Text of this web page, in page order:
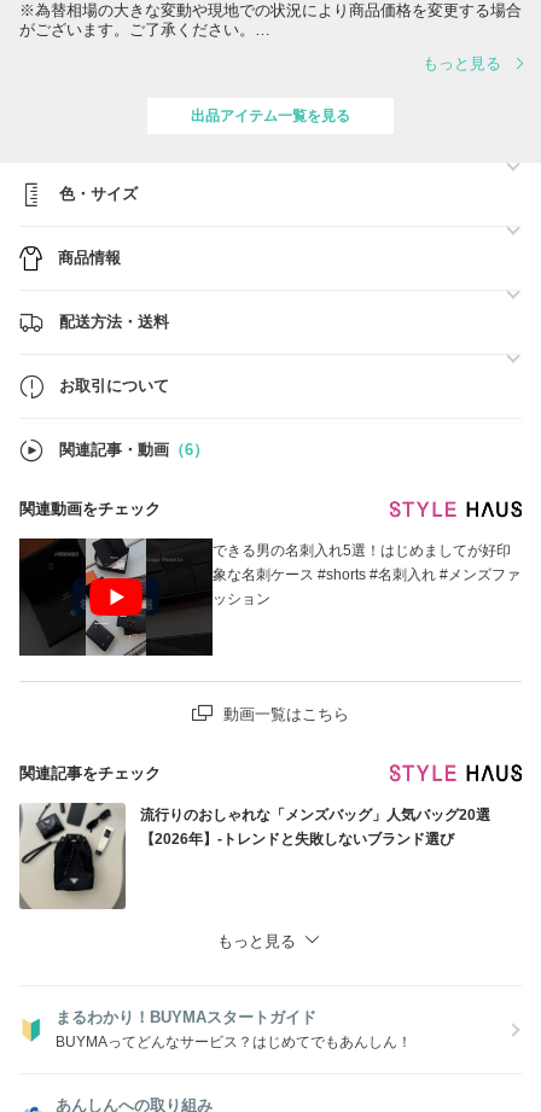
※為替相場の大きな変動や現地での状況により商品価格を変更する場合
がございます。ご了承ください。
※買い物客の多いミラノでは特に人気のアイテムにて在庫変動が激しい
（冬時間）イタリア時間 9:00-19:00 日本時間 17:00pm-03:00am
日曜日、月曜日の朝が定休日の店があります。お了承ください。
★お探しのお品がございましたら、指名リクエストよりお気軽にお声か
けください。
もっと見る
出品アイテム一覧を見る
色・サイズ
商品情報
配送方法・送料
お取引について
関連記事・動画 （6）
関連動画をチェック
できる男の名刺入れ5選！はじめましてが好印
象な名刺ケース #shorts #名刺入れ #メンズファ
ッション
動画一覧はこちら
関連記事をチェック
流行りのおしゃれな「メンズバッグ」人気バッグ20選
【2026年】-トレンドと失敗しないブランド選び
もっと見る
まるわかり！BUYMAスタートガイド
BUYMAってどんなサービス？はじめてでもあんしん！
あんしんへの取り組み